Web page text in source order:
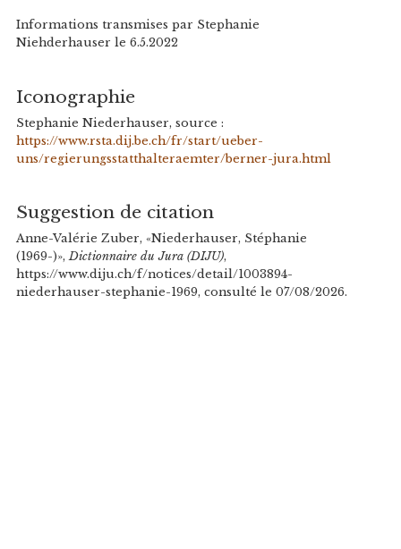
Informations transmises par Stephanie
Niehderhauser le 6.5.2022
Iconographie
Stephanie Niederhauser, source :
https://www.rsta.dij.be.ch/fr/start/ueber-
uns/regierungsstatthalteraemter/berner-jura.html
Suggestion de citation
Anne-Valérie Zuber, «Niederhauser, Stéphanie
(1969-)»,Dictionnaire du Jura (DIJU),
https://www.diju.ch/f/notices/detail/1003894-
niederhauser-stephanie-1969, consulté le 07/08/2026.